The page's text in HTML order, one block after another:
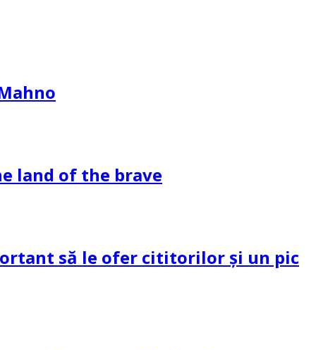
land of the brave
să le ofer cititorilor și un pic